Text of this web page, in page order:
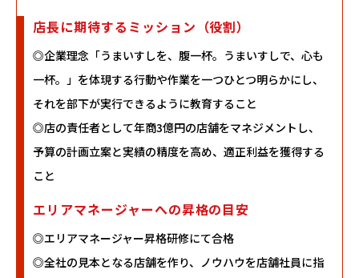
店長に期待するミッション（役割）
◎企業理念「うまいすしを、腹一杯。うまいすしで、心も
一杯。」を体現する行動や作業を一つひとつ明らかにし、
それを部下が実行できるように教育すること
◎店の責任者として年商3億円の店舗をマネジメントし、
予算の計画立案と実績の精度を高め、適正利益を獲得する
こと
エリアマネージャーへの昇格の目安
◎エリアマネージャー昇格研修にて合格
◎全社の見本となる店舗を作り、ノウハウを店舗社員に指